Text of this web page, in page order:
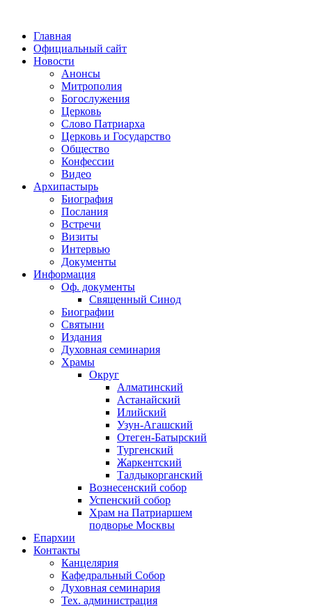
Главная
Официальный сайт
Новости
Анонсы
Митрополия
Богослужения
Церковь
Слово Патриарха
Церковь и Государство
Общество
Конфессии
Видео
Архипастырь
Биография
Послания
Встречи
Визиты
Интервью
Документы
Информация
Оф. документы
Священный Синод
Биографии
Святыни
Издания
Духовная семинария
Храмы
Округ
Алматинский
Астанайский
Илийский
Узун-Агашский
Отеген-Батырский
Тургенский
Жаркентский
Талдыкорганский
Вознесенский собор
Успенский собор
Храм на Патриаршем
подворье Москвы
Епархии
Контакты
Канцелярия
Кафедральный Собор
Духовная семинария
Тех. администрация